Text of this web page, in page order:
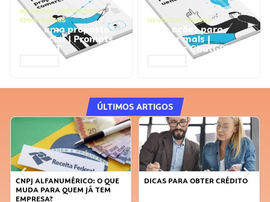
NEGÓCIOS, PROCESSOS
EMPRESARIAIS
Faça uma proposta
comercial | Prompts
ChatGPT
NEGÓCIOS, VENDAS
Faça ações para
vender mais |
Prompts ChatGPT
ÚLTIMOS ARTIGOS
DICAS PARA OBTER CRÉDITO
FAÇA A DIFERENÇA: SEJA